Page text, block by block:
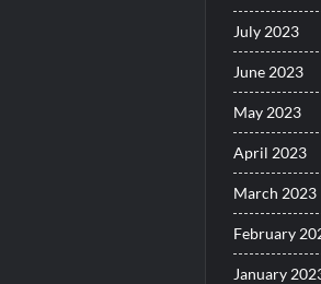
July 2023
June 2023
May 2023
April 2023
March 2023
February
January